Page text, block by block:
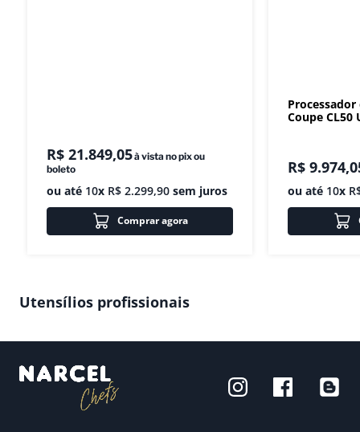
R$ 21.849,05à vista no pix ou
boleto
ou até 10x R$ 2.299,90 sem juros
Comprar agora
Coupe CL50
R$ 9.974,
ou até 10x
Utensílios profissionais